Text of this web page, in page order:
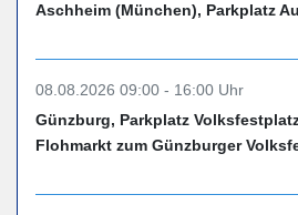
Aschheim (München), Parkplatz
08.08.2026 09:00 - 16:00 Uhr
Günzburg, Parkplatz
Flohmarkt zum Günzburger